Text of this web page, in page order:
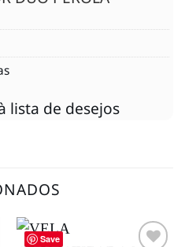
lista de desejos
Save